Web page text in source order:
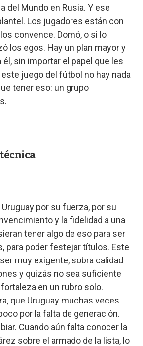
del Mundo en Rusia. Y ese
Los jugadores están con
convence. Domó, o si lo
los egos. Hay un plan mayor y
sin importar el papel que les
juego del fútbol no hay nada
tener eso: un grupo
Uruguay por su fuerza, por su
y la fidelidad a una
tener algo de eso para ser
para poder festejar títulos. Este
muy exigente, sobra calidad
y quizás no sea suficiente
en un rubro solo.
que Uruguay muchas veces
por la falta de generación.
Cuando aún falta conocer la
sobre el armado de la lista, lo